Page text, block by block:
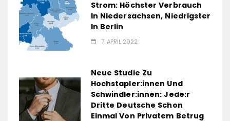
Strom: Höchster Verbrauch
In Niedersachsen, Niedrigster
In Berlin
7. APRIL 2022
Neue Studie Zu
Hochstapler:innen Und
Schwindler:innen: Jede:r
Dritte Deutsche Schon
Einmal Von Privatem Betrug